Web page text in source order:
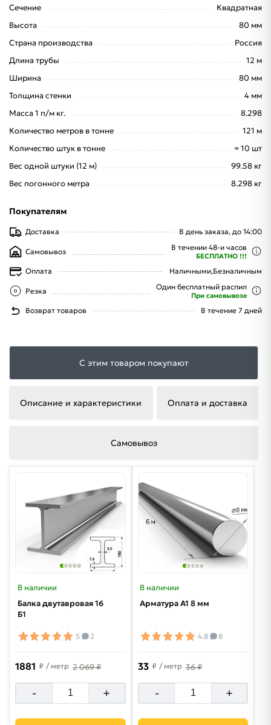
Сечение
Квадратная
Высота
80 мм
Страна производства
Россия
Длина трубы
12 м
Ширина
80 мм
Толщина стенки
4 мм
Масса 1 п/м кг.
8.298
Количество метров в тонне
121 м
Количество штук в тонне
≈ 10 шт
Вес одной штуки (12 м)
99.58 кг
Вес погонного метра
8.298 кг
Покупателям
Доставка В день заказа, до 14:00
Самовывоз В течении 48-и часов
БЕСПЛАТНО !!!
Оплата Наличными,Безналичным
Резка Один бесплатный распил
При самовывозе
Возврат товаров В течение 7 дней
С этим товаром покупают
Описание и характеристики Оплата и доставка
Самовывоз
В наличии
Балка двутавровая 16
Б1
5 2
1881 ₽ / метр 2 069 ₽
- +
В наличии
Арматура А1 8 мм
4.8 8
33 ₽ / метр 36 ₽
- +